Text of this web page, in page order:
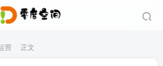
营 正文